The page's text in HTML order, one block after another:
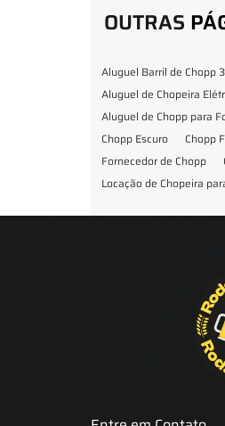
OUTRAS
Aluguel Barril de Chopp
Aluguel de Chopeira
Aluguel de Chopp para
Chopp Escuro
Chopp
Fornecedor de Chopp
Locação de Chopeira